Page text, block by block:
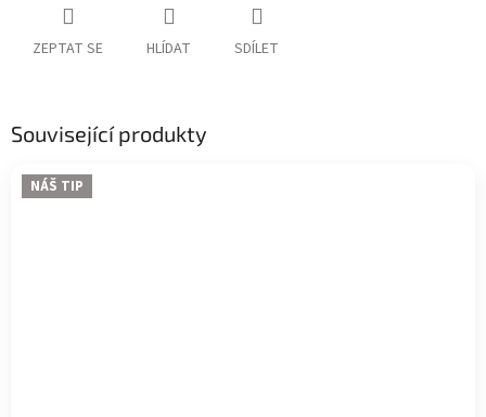
ZEPTAT SE HLÍDAT SDÍLET
Související produkty
NÁŠ TIP